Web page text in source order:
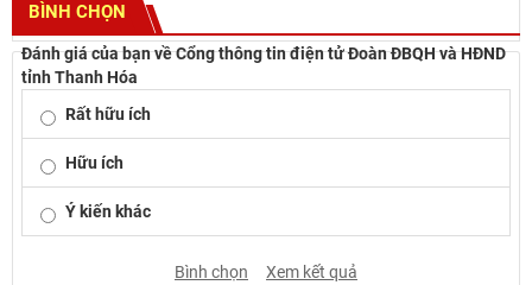
BÌNH CHỌN
Đánh giá của bạn về Cổng thông tin điện tử Đoàn ĐBQH và HĐND
tỉnh Thanh Hóa
Rất hữu ích
Hữu ích
Ý kiến khác
Bình chọn Xem kết quả